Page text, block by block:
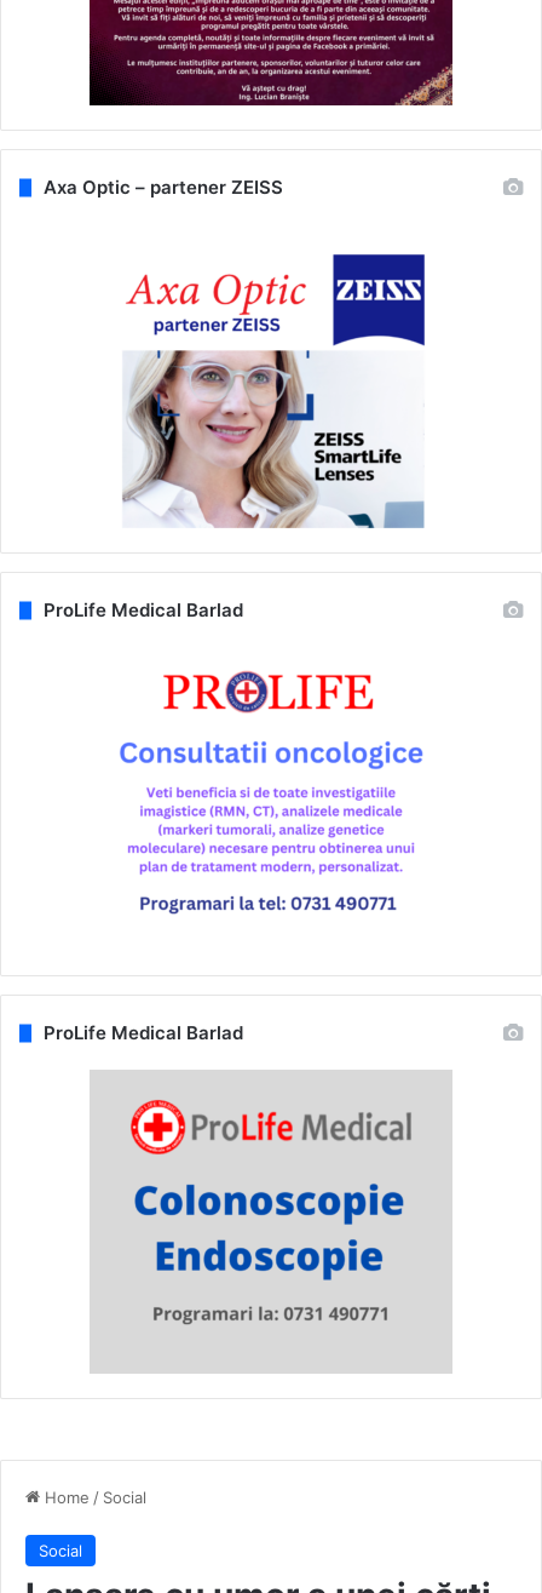
Home / Social
Social
Axa Optic – partener ZEISS
ProLife Medical Barlad
ProLife Medical Barlad